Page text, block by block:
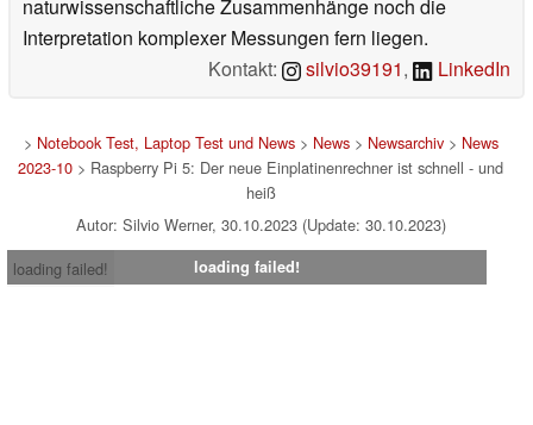
naturwissenschaftliche Zusammenhänge noch die
Interpretation komplexer Messungen fern liegen.
Kontakt:
silvio39191, LinkedIn
> Notebook Test, Laptop Test und News> News> Newsarchiv> News
2023-10 > Raspberry Pi 5: Der neue Einplatinenrechner ist schnell - und
heiß
Autor: Silvio Werner, 30.10.2023 (Update: 30.10.2023)
loading failed!
loading failed!